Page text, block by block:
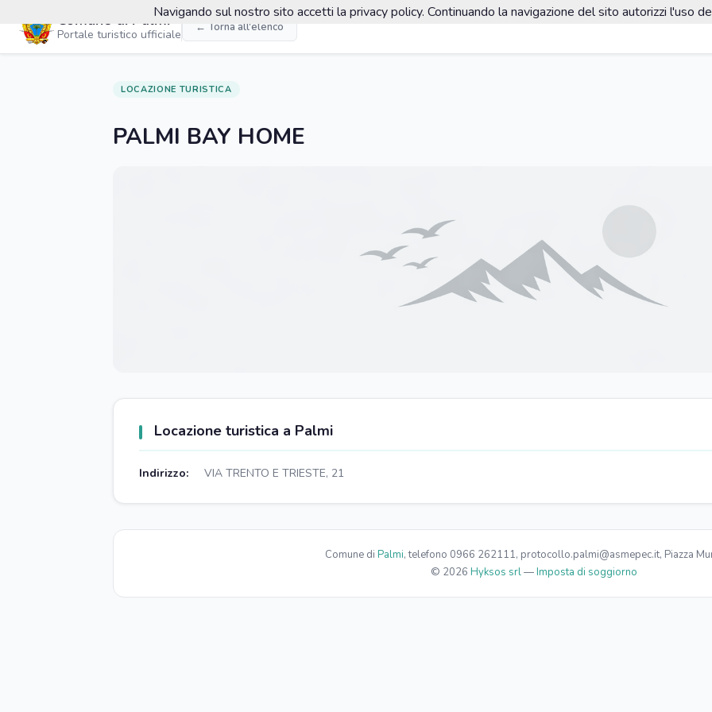
Comune di Palmi
Portale turistico ufficiale
← Torna all'elenco
LOCAZIONE TURISTICA
PALMI BAY HOME
Locazione turistica a Palmi
Indirizzo: VIA TRENTO E TRIESTE, 21
Comune di Palmi, telefono 0966 262111, protocollo.palmi@asmepec.it, Piazza
© 2026 Hyksos srl—Imposta di soggiorno
Navigando sul nostro sito accetti la privacy policy. Continuando la navigazione del sito autorizzi l'uso